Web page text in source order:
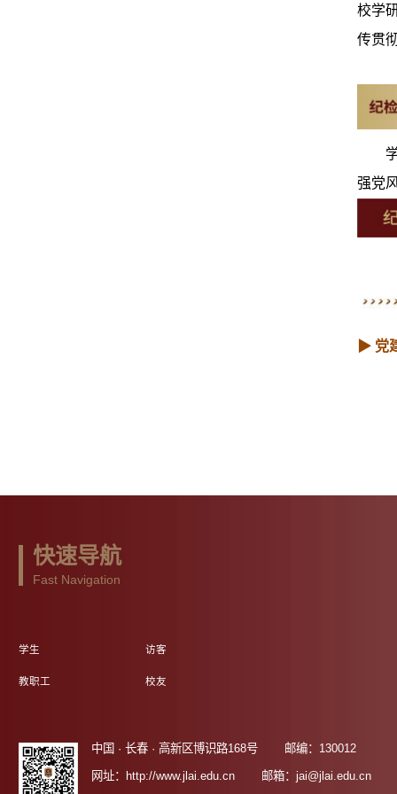
校学
传贯
强党
▶ 党
快速导航
Fast Navigation
学生 访客
教职工 校友
中国 · 长春 · 高新区博识路168号 邮编：130012
网址：http://www.jlai.edu.cn 邮箱：jai@jlai.edu.cn